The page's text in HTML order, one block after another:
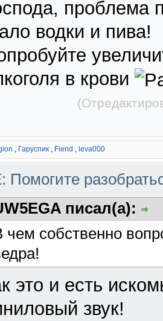
проблема
водки и пива!
в крови
, Гаруспик , Fiend , leva000
Помогите
писал(а):
чем собственно
это и есть
звук!